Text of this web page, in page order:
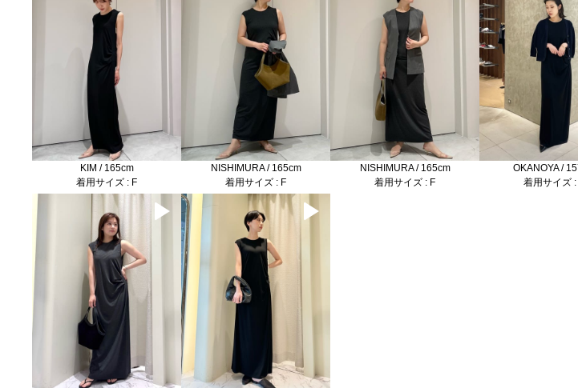
KIM / 165cm
着用サイズ : F
NISHIMURA / 165cm
着用サイズ : F
NISHIMURA / 165cm
着用サイズ : F
OKANOYA /
着用サイズ :